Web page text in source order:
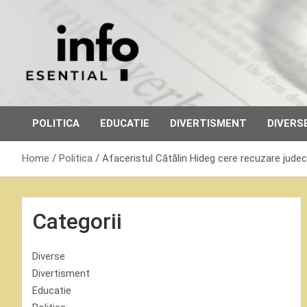
POLITICA EDUCATIE DIVERTISMENT
Home Politica Afaceristul Cătălin Hideg cere recuzare
Categorii
Diverse
Divertisment
Educatie